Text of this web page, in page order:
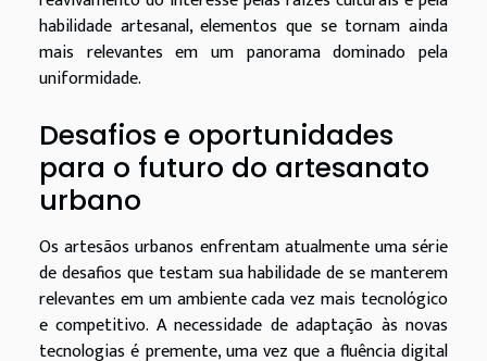
habilidade artesanal, elementos que se tornam ainda
mais relevantes em um panorama dominado pela
uniformidade.
Desafios e oportunidades
para o futuro do artesanato
urbano
Os artesãos urbanos enfrentam atualmente uma série
de desafios que testam sua habilidade de se manterem
relevantes em um ambiente cada vez mais tecnológico
e competitivo. A necessidade de adaptação às novas
tecnologias é premente, uma vez que a fluência digital